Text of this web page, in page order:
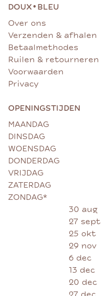
DOUX• BLEU
Over ons
Verzenden & afhalen
Betaalmethodes
Ruilen & retourneren
Voorwaarden
Privacy
OPENINGSTIJDEN
MAANDAG
DINSDAG
WOENSDAG
DONDERDAG
VRIJDAG
ZATERDAG
ZONDAG*
30 aug
27 sept
25 okt
29 nov
6 dec
13 dec
20 dec